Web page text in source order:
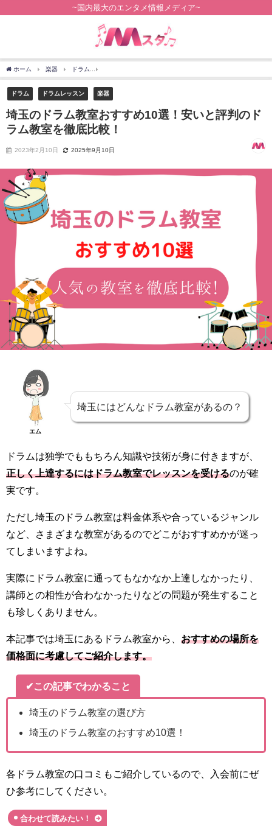
~国内最大のエンタメ情報メディア~
ホーム 楽器 ドラム
ドラム ドラムレッスン 楽器
埼玉のドラム教室おすすめ10選！安いと評判のド
ラム教室を徹底比較！
2023年2月10日 2025年9月10日
エム
埼玉にはどんなドラム教室があるの？
ドラムは独学でももちろん知識や技術が身に付きますが、
正しく上達するにはドラム教室でレッスンを受けるのが確
実です。
ただし埼玉のドラム教室は料金体系や合っているジャンル
など、さまざまな教室があるのでどこがおすすめかが迷っ
てしまいますよね。
実際にドラム教室に通ってもなかなか上達しなかったり、
講師との相性が合わなかったりなどの問題が発生すること
も珍しくありません。
本記事では埼玉にあるドラム教室から、 おすすめの場所を
価格面に考慮してご紹介します。
✔この記事でわかること
埼玉のドラム教室の選び方
埼玉のドラム教室のおすすめ10選！
各ドラム教室の口コミもご紹介しているので、入会前にぜ
ひ参考にしてください。
合わせて読みたい！